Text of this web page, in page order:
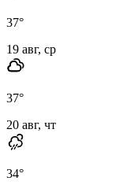
37°
19 авг, ср
37°
20 авг, чт
34°